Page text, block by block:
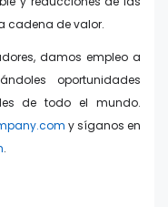
cadena de valor.
damos empleo a
oportunidades
de todo el mundo.
y síganos en
.